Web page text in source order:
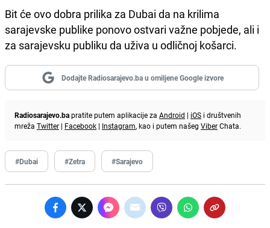
Bit će ovo dobra prilika za Dubai da na krilima
sarajevske publike ponovo ostvari važne pobjede, ali i
za sarajevsku publiku da uživa u odličnoj košarci.
Dodajte Radiosarajevo.ba u omiljene Google izvore
Radiosarajevo.bapratite putem aplikacije za Android | iOS i društvenih
mreža Twitter | Facebook | Instagram, kao i putem našeg ViberChata.
#Dubai #Zetra #Sarajevo